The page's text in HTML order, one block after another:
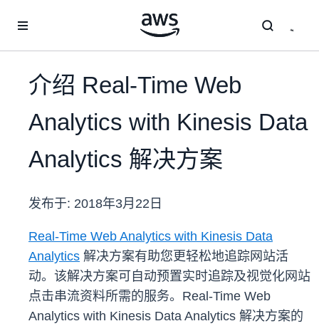
介绍 Real-Time Web
Analytics with Kinesis Data
Analytics 解决方案
发布于: 2018年3月22日
Real-Time Web Analytics with Kinesis Data
Analytics 解决方案有助您更轻松地追踪网站活
动。该解决方案可自动预置实时追踪及视觉化网站
点击串流资料所需的服务。Real-Time Web
Analytics with Kinesis Data Analytics 解决方案的